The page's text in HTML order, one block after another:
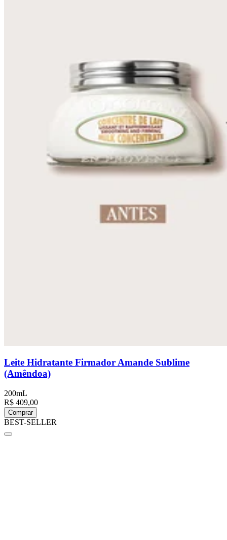
Leite Hidratante Firmador Amande Sublime
(Amêndoa)
200mL
R$ 409,00
Comprar
BEST-SELLER